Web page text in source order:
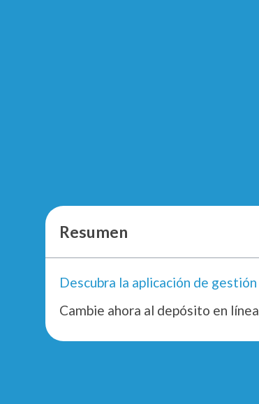
Resumen
Cambie ahora al depósito en línea